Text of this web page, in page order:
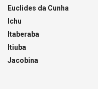
Euclides da Cunha
Ichu
Itaberaba
Itiuba
Jacobina